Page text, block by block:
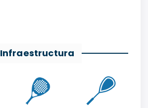
Infraestructura